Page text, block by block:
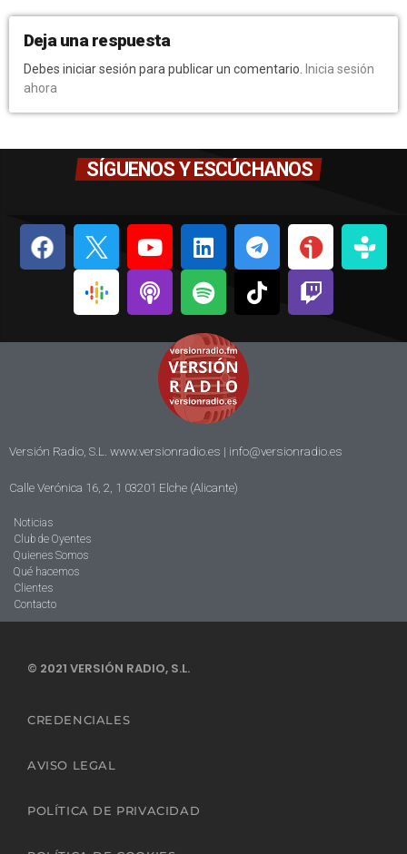
Deja una respuesta
Debes iniciar sesión para publicar un comentario.
Inicia sesión
ahora
SÍGUENOS Y ESCÚCHANOS
Versión Radio, S.L. www.versionradio.es | info@versionradio.es
Calle Verónica 16, 2, 1 03201 Elche (Alicante)
Noticias
Club de Oyentes
Quienes Somos
Qué hacemos
Clientes
Contacto
© 2021 VERSIÓN RADIO, S.L.
CREDENCIALES
AVISO LEGAL
POLÍTICA DE PRIVACIDAD